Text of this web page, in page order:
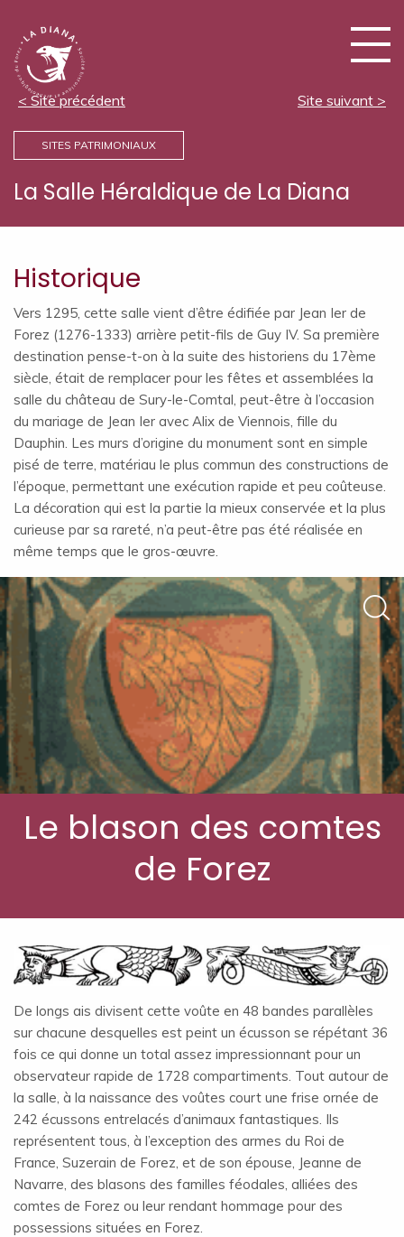
SITES PATRIMONIAUX
La Salle Héraldique de La Diana
< Site précédent Site suivant >
Historique
Vers 1295, cette salle vient d’être édifiée par Jean Ier de
Forez (1276-1333) arrière petit-fils de Guy IV. Sa première
destination pense-t-on à la suite des historiens du 17ème
siècle, était de remplacer pour les fêtes et assemblées la
salle du château de Sury-le-Comtal, peut-être à l’occasion
du mariage de Jean Ier avec Alix de Viennois, fille du
Dauphin. Les murs d’origine du monument sont en simple
pisé de terre, matériau le plus commun des constructions de
l’époque, permettant une exécution rapide et peu coûteuse.
La décoration qui est la partie la mieux conservée et la plus
curieuse par sa rareté, n’a peut-être pas été réalisée en
même temps que le gros-œuvre.
Le blason des comtes
de Forez
De longs ais divisent cette voûte en 48 bandes parallèles
sur chacune desquelles est peint un écusson se répétant 36
fois ce qui donne un total assez impressionnant pour un
observateur rapide de 1728 compartiments. Tout autour de
la salle, à la naissance des voûtes court une frise ornée de
242 écussons entrelacés d’animaux fantastiques. Ils
représentent tous, à l’exception des armes du Roi de
France, Suzerain de Forez, et de son épouse, Jeanne de
Navarre, des blasons des familles féodales, alliées des
comtes de Forez ou leur rendant hommage pour des
possessions situées en Forez.